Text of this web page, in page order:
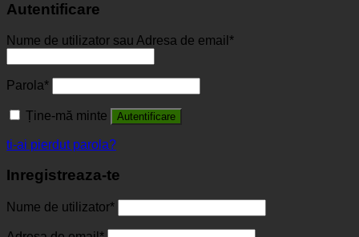
Autentificare
Nume de utilizator sau Adresa de email *
Parola*
Ține-mă minte Autentificare
ti-ai pierdut parola?
Inregistreaza-te
Nume de utilizator*